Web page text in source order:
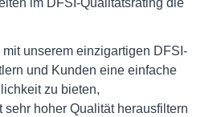
im DFSI-Qualitätsrating die
unserem einzigartigen DFSI-
und Kunden eine einfache
zu bieten,
sehr hoher Qualität herausfiltern